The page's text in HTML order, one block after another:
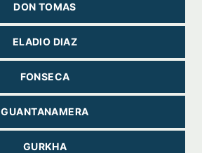
DON TOMAS
ELADIO DIAZ
FONSECA
GUANTANAMERA
GURKHA